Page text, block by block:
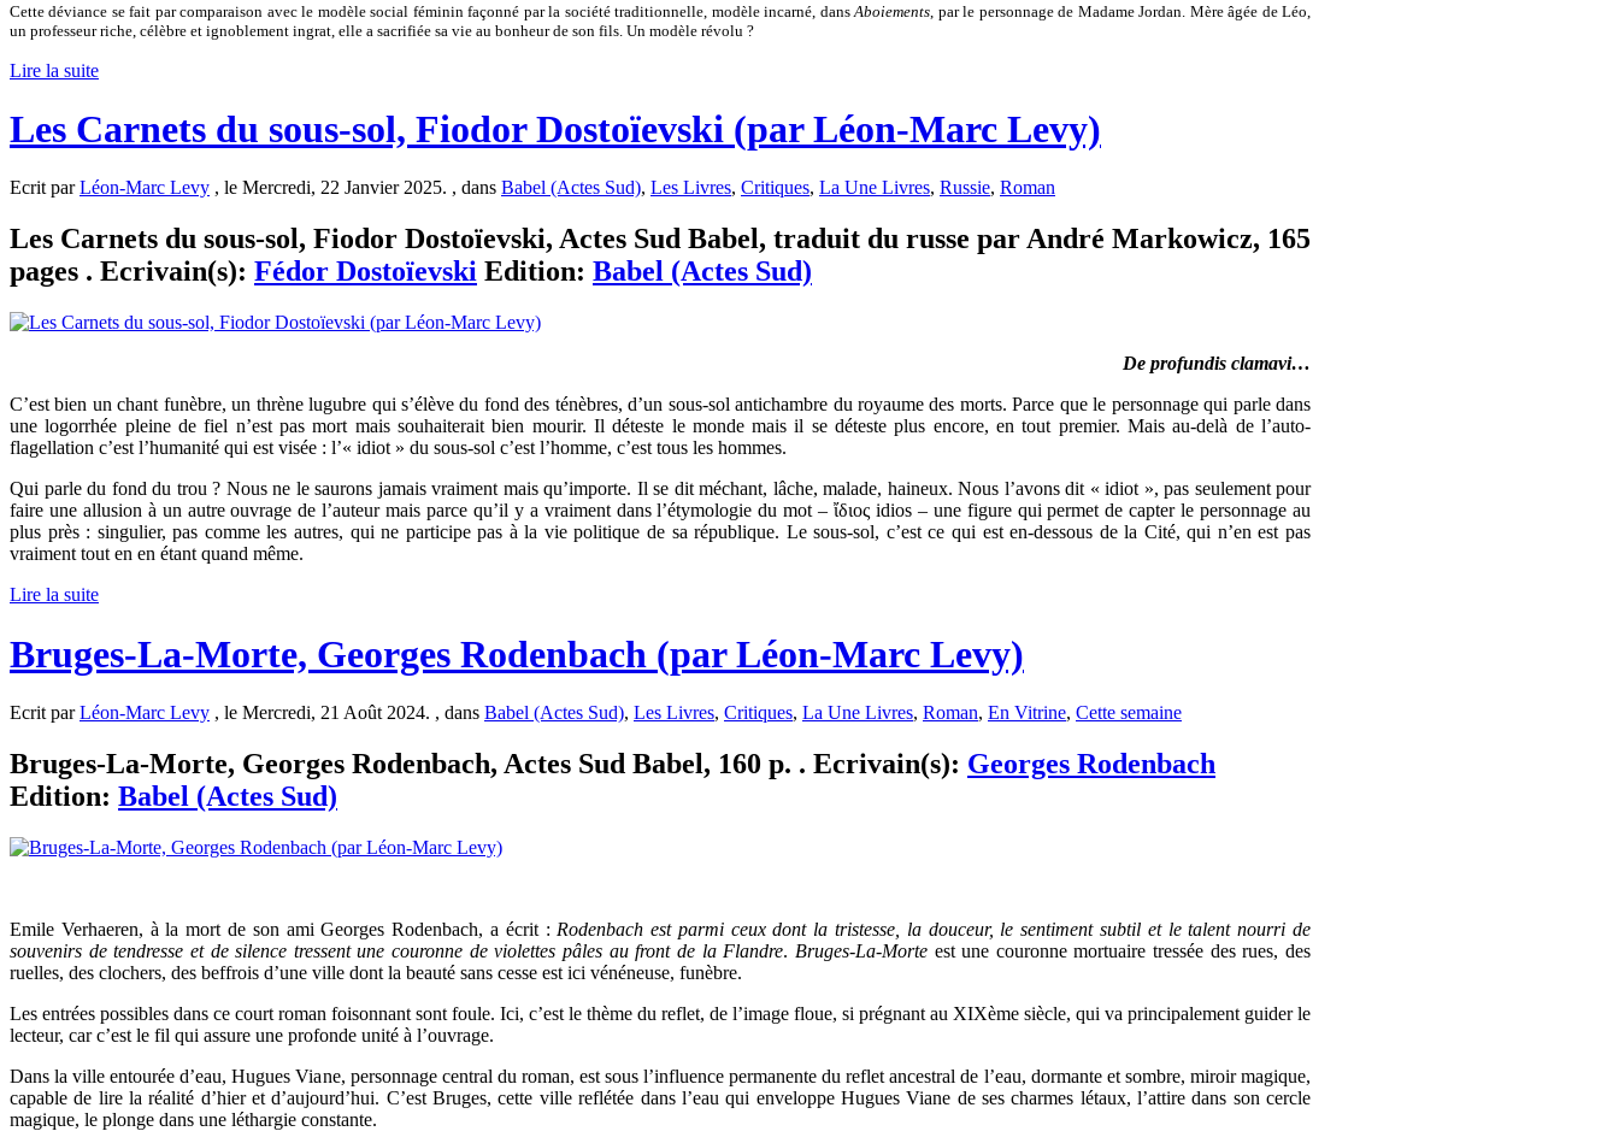
Cette déviance se fait par comparaison avec le modèle social féminin façonné par la société traditionnelle, modèle incarné, dansAboiements , par le personnage de Madame Jordan. Mère âgée de Léo,
un professeur riche, célèbre et ignoblement ingrat, elle a sacrifiée sa vie au bonheur de son fils. Un modèle révolu ?
Lire la suite
Les Carnets du sous-sol, Fiodor Dostoïevski (par Léon-Marc Levy)
Ecrit parLéon-Marc Levy , le Mercredi, 22 Janvier 2025. , dans Babel (Actes Sud), Les Livres, Critiques, La Une Livres, Russie, Roman
Les Carnets du sous-sol, Fiodor Dostoïevski, Actes Sud Babel, traduit du russe par André Markowicz, 165
pages . Ecrivain(s): Fédor Dostoïevski Edition: Babel (Actes Sud)
De profundis clamavi…
C’est bien un chant funèbre, un thrène lugubre qui s’élève du fond des ténèbres, d’un sous-sol antichambre du royaume des morts. Parce que le personnage qui parle dans
une logorrhée pleine de fiel n’est pas mort mais souhaiterait bien mourir. Il déteste le monde mais il se déteste plus encore, en tout premier. Mais au-delà de l’auto-
flagellation c’est l’humanité qui est visée : l’« idiot » du sous-sol c’est l’homme, c’est tous les hommes.
Qui parle du fond du trou ? Nous ne le saurons jamais vraiment mais qu’importe. Il se dit méchant, lâche, malade, haineux. Nous l’avons dit « idiot », pas seulement pour
faire une allusion à un autre ouvrage de l’auteur mais parce qu’il y a vraiment dans l’étymologie du mot – ἴδιος idios – une figure qui permet de capter le personnage au
plus près : singulier, pas comme les autres, qui ne participe pas à la vie politique de sa république. Le sous-sol, c’est ce qui est en-dessous de la Cité, qui n’en est pas
vraiment tout en en étant quand même.
Lire la suite
Bruges-La-Morte, Georges Rodenbach (par Léon-Marc Levy)
Ecrit parLéon-Marc Levy , le Mercredi, 21 Août 2024. , dans Babel (Actes Sud), Les Livres, Critiques, La Une Livres, Roman, En Vitrine, Cette semaine
Bruges-La-Morte, Georges Rodenbach, Actes Sud Babel, 160 p. . Ecrivain(s): Georges Rodenbach
Edition: Babel (Actes Sud)
Emile Verhaeren, à la mort de son ami Georges Rodenbach, a écrit : Rodenbach est parmi ceux dont la tristesse, la douceur, le sentiment subtil et le talent nourri de
souvenirs de tendresse et de silence tressent une couronne de violettes pâles au front de la Flandre. Bruges-La-Morteest une couronne mortuaire tressée des rues, des
ruelles, des clochers, des beffrois d’une ville dont la beauté sans cesse est ici vénéneuse, funèbre.
Les entrées possibles dans ce court roman foisonnant sont foule. Ici, c’est le thème du reflet, de l’image floue, si prégnant au XIXème siècle, qui va principalement guider le
lecteur, car c’est le fil qui assure une profonde unité à l’ouvrage.
Dans la ville entourée d’eau, Hugues Viane, personnage central du roman, est sous l’influence permanente du reflet ancestral de l’eau, dormante et sombre, miroir magique,
capable de lire la réalité d’hier et d’aujourd’hui. C’est Bruges, cette ville reflétée dans l’eau qui enveloppe Hugues Viane de ses charmes létaux, l’attire dans son cercle
magique, le plonge dans une léthargie constante.